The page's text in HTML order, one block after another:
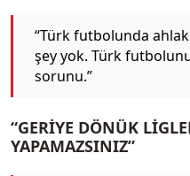
“Türk futbolunda
şey yok. Türk
sorunu.”
“GERİYE DÖNÜK
YAPAMAZSINIZ”